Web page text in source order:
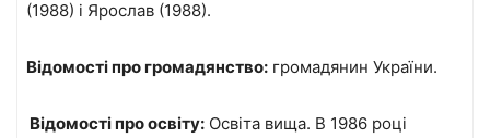
(1988) і Ярослав (1988).
Відомості про громадянство: громадянин України.
Відомості про освіту: Освіта вища. В 1986 році